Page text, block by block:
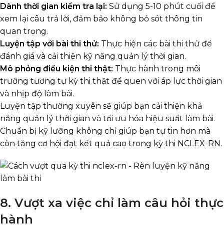
Dành thời gian kiểm tra lại: Sử dụng 5-10 phút cuối để
xem lại câu trả lời, đảm bảo không bỏ sót thông tin
quan trọng.
Luyện tập với bài thi thử: Thực hiện các bài thi thử để
đánh giá và cải thiện kỹ năng quản lý thời gian.
Mô phỏng điều kiện thi thật: Thực hành trong môi
trường tương tự kỳ thi thật để quen với áp lực thời gian
và nhịp độ làm bài.
Luyện tập thường xuyên sẽ giúp bạn cải thiện khả
năng quản lý thời gian và tối ưu hóa hiệu suất làm bài.
Chuẩn bị kỹ lưỡng không chỉ giúp bạn tự tin hơn mà
còn tăng cơ hội đạt kết quả cao trong kỳ thi NCLEX-RN.
8. Vượt xa việc chỉ làm câu hỏi thực
hành